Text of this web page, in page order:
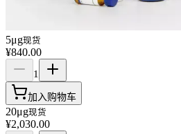
5μg现货
¥840.00
1
加入购物车
20μg现货
¥2,030.00